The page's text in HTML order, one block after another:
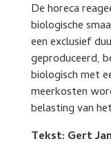
De horeca
biologische
een exclusief
geproduceerd,
biologisch met
meerkosten
belasting van
Tekst: Gert